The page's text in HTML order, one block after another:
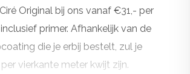
Original bij ons vanaf €31,- per
primer. Afhankelijk van de
die je erbij bestelt, zul je
vierkante meter kwijt zijn.